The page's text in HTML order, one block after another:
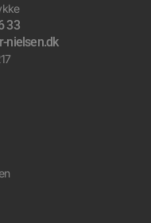
33
nielsen.dk